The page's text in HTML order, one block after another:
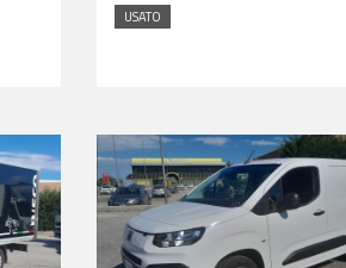
USATO